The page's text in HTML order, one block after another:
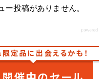
ー投稿がありません。
定品に出会えるかも！